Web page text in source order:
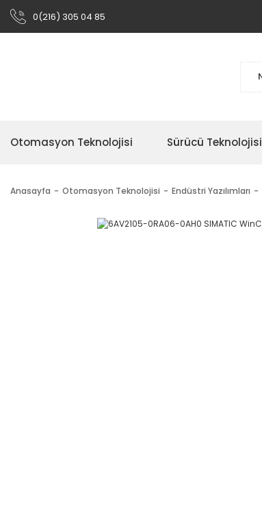
0(216) 305 04 85
Otomasyon Teknolojisi Sürücü Teknolojisi
Anasayfa Otomasyon Teknolojisi Endüstri Yazılımları